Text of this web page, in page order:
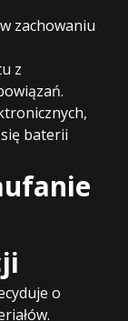
zachowaniu
z
baterii
o